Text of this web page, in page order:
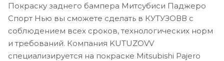
Покраску заднего бампера Митсубиси Паджеро
Спорт Нью вы сможете сделать в КУТУЗОВВ с
соблюдением всех сроков, технологических норм
и требований. Компания KUTUZOVV
специализируется на покраске Mitsubishi Pajero